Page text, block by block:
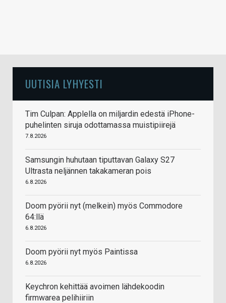
UUTISIA LYHYESTI
Tim Culpan: Applella on miljardin edestä iPhone-
puhelinten siruja odottamassa muistipiirejä
7.8.2026
Samsungin huhutaan tiputtavan Galaxy S27
Ultrasta neljännen takakameran pois
6.8.2026
Doom pyörii nyt (melkein) myös Commodore
64:llä
6.8.2026
Doom pyörii nyt myös Paintissa
6.8.2026
Keychron kehittää avoimen lähdekoodin
firmwarea pelihiiriin